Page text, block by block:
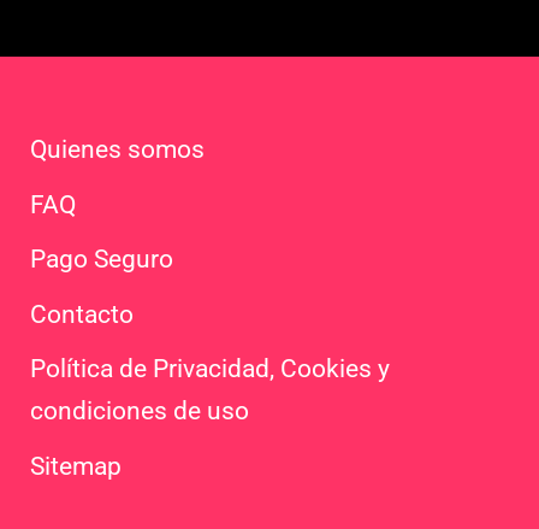
Quienes somos
FAQ
Pago Seguro
Contacto
Política de Privacidad, Cookies y
condiciones de uso
Sitemap